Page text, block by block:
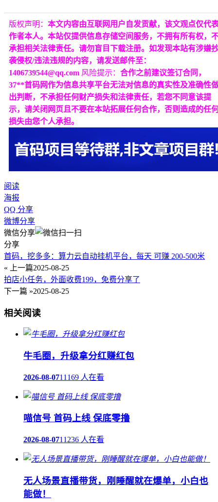
版权声明： 本文内容由互联网用户自发贡献，该文观点仅代
作者本人。本站仅提供信息存储空间服务，不拥有所有权，
承担相关法律责任。请勿盲目下载注册。如发现本站有涉嫌
袭侵权/违法违规的内容，请发送邮件至：
1406739544@qq.com 风险提示： 合作之前建议签订合同，
37**首码网作为信息共享平台无法对信息的真实性及准确性
出判断，不承担任何财产损失和法律责任，若您不同意该提
示，请关闭网页且不要在本站拓展任何合作，否则造成的任
损失由您个人承担。
阅读
海报
QQ 分享
微博分享
微信分享
分享
首码，挖多多：算力云自动挂机平台，每天 可赚 200-500米
« 上一篇2025-08-25
拍店小任务，外面收费199，免费分享了
下一篇 »2025-08-25
相关阅读
牛毛圈，升级拿分红赚红包
2026-08-0711169 人在看
喵信号 首码上线 保底零撸
2026-08-0711236 人在看
无人场景直播带货，刚睡醒就在爆单，小白也
能做！